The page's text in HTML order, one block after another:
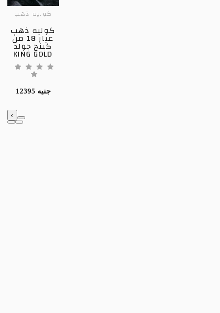
كوليه ذهب
كوليه ذهب
عيار 18 من
كينج جولد
KING GOLD
12395 جنيه
‹